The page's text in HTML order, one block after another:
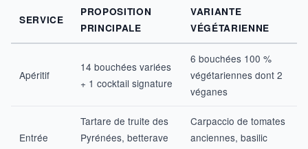
SERVICE
PROPOSITION
PRINCIPALE
VARIANTE
VÉGÉTARIENNE
Apéritif
14 bouchées variées
+ 1 cocktail signature
6 bouchées 100 %
végétariennes dont 2
véganes
Entrée
Tartare de truite des
Pyrénées, betterave
Carpaccio de tomates
anciennes, basilic